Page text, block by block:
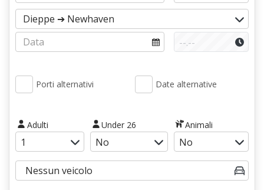
Porti alternativi Date alternative
Adulti Under 26 Animali